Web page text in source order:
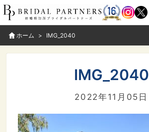
ホーム IMG_2040
IMG_2040
2022年11月05日